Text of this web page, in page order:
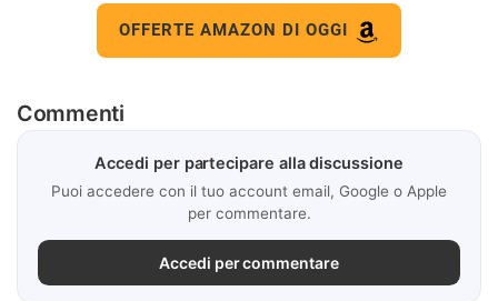
OFFERTE AMAZON DI OGGI
Commenti
Accedi per partecipare alla discussione
Puoi accedere con il tuo account email, Google o Apple
per commentare.
Accedi per commentare